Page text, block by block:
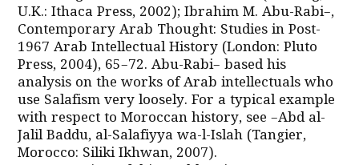
U.K.: Ithaca Press, 2002); Ibrahim M. Abu-Rabi–,
Contemporary Arab Thought: Studies in Post-
1967 Arab Intellectual History (London: Pluto
Press, 2004), 65–72. Abu-Rabi– based his
analysis on the works of Arab intellectuals who
use Salafism very loosely. For a typical example
with respect to Moroccan history, see –Abd al-
Jalil Baddu, al-Salafiyya wa-l-Islah (Tangier,
Morocco: Siliki Ikhwan, 2007).